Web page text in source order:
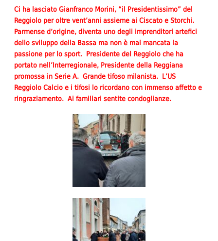
Ci ha lasciato Gianfranco Morini, “il Presidentissimo” del
Reggiolo per oltre vent’anni assieme ai Ciscato e Storchi.
Parmense d’origine, diventa uno degli imprenditori artefici
dello sviluppo della Bassa ma non è mai mancata la
passione per lo sport. Presidente del Reggiolo che ha
portato nell’Interregionale, Presidente della Reggiana
promossa in Serie A. Grande tifoso milanista. L’US
Reggiolo Calcio e i tifosi lo ricordano con immenso affetto e
ringraziamento. Ai familiari sentite condoglianze.